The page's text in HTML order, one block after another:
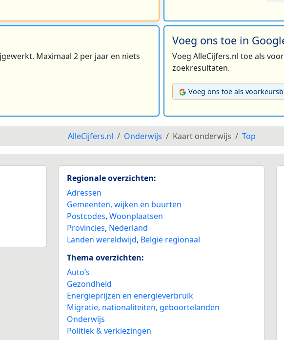
Maximaal 2 per jaar en niets
Voeg ons toe in
Voeg AlleCijfers.nl toe als
zoekresultaten.
Voeg ons toe als
AlleCijfers.nl Onderwijs Kaart onderwijs Top
Regionale overzichten:
Adressen
Gemeenten, wijken en buurten
Postcodes,Woonplaatsen
Provincies, Nederland
Landen wereldwijd, België regionaal
Thema overzichten:
Auto’s
Gezondheid
Energieprijzen en energieverbruik
Migratie, nationaliteiten, geboortelanden
Onderwijs
Politiek & verkiezingen